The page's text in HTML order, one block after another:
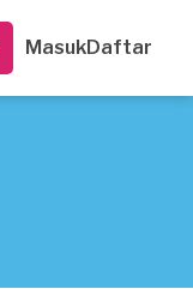
MasukDaftar